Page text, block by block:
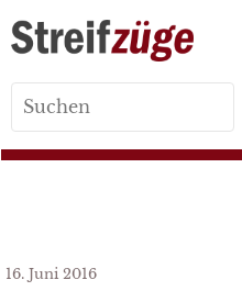
for:
16. Juni 2016